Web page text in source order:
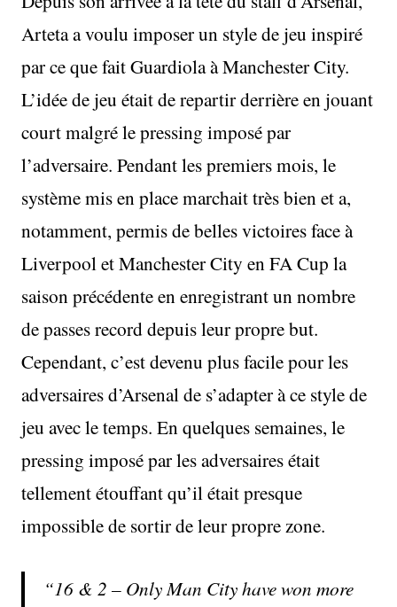
Arteta a voulu imposer un style de jeu inspiré
par ce que fait Guardiola à Manchester City.
L’idée de jeu était de repartir derrière en jouant
court malgré le pressing imposé par
l’adversaire. Pendant les premiers mois, le
système mis en place marchait très bien et a,
notamment, permis de belles victoires face à
Liverpool et Manchester City en FA Cup la
saison précédente en enregistrant un nombre
de passes record depuis leur propre but.
Cependant, c’est devenu plus facile pour les
adversaires d’Arsenal de s’adapter à ce style de
jeu avec le temps. En quelques semaines, le
pressing imposé par les adversaires était
tellement étouffant qu’il était presque
impossible de sortir de leur propre zone.
16 & 2 – Only Man City have won more